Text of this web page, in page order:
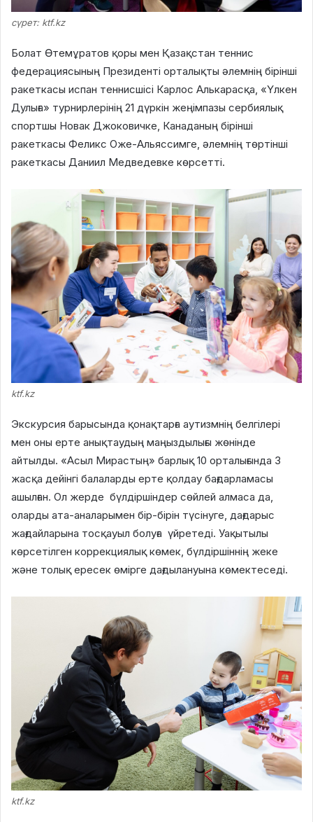
сүрет: ktf.kz
Болат Өтемұратов қоры мен Қазақстан теннис
федерациясының Президенті орталықты әлемнің бірінші
ракеткасы испан теннисшісі Карлос Алькарасқа, «Үлкен
Дулыға» турнирлерінің 21 дүркін жеңімпазы сербиялық
спортшы Новак Джоковичке, Канаданың бірінші
ракеткасы Феликс Оже-Альяссимге, әлемнің төртінші
ракеткасы Даниил Медведевке көрсетті.
ktf.kz
Экскурсия барысында қонақтарға аутизмнің белгілері
мен оны ерте анықтаудың маңыздылығы жөнінде
айтылды. «Асыл Мирастың» барлық 10 орталығында 3
жасқа дейінгі балаларды ерте қолдау бағдарламасы
ашылған. Ол жерде бүлдіршіндер сөйлей алмаса да,
оларды ата-аналарымен бір-бірін түсінуге, дағдарыс
жағдайларына тосқауыл болуға үйретеді. Уақытылы
көрсетілген коррекциялық көмек, бүлдіршіннің жеке
және толық ересек өмірге дағдылануына көмектеседі.
ktf.kz